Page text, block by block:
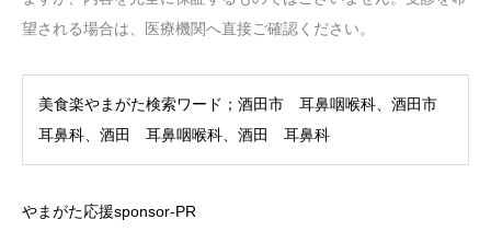
望される場合は、医療機関へ直接ご確認ください。
美食楽やまがた検索ワード；酒田市 耳鼻咽喉科、酒田市
耳鼻科、酒田 耳鼻咽喉科、酒田 耳鼻科
やまがた応援sponsor-PR